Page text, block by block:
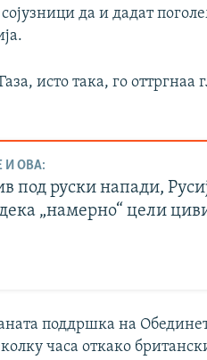
да и дадат
исто така, го
И ОВА:
под руски напади,
„намерно“ цели
поддршка на
часа откако